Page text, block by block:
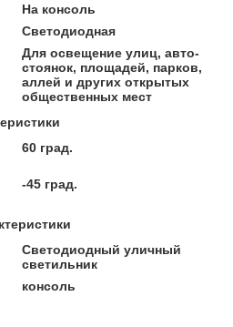
На консоль
Светодиодная
Для освещение улиц, авто-
стоянок, площадей, парков,
аллей и других открытых
общественных мест
60 град.
-45 град.
Светодиодный уличный
светильник
консоль